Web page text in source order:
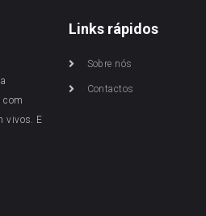
com
vivos. E
Links rápidos
Sobre nós
Contactos